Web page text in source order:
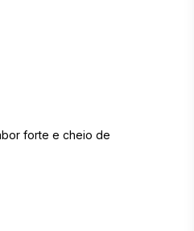
forte e cheio de